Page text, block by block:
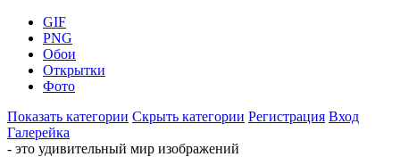
GIF
PNG
Обои
Открытки
Фото
Показать категории Скрыть категории Регистрация Вход
Галерейка
- это удивительный мир изображений